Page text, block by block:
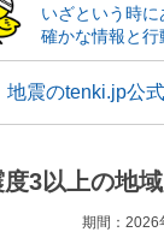
いざという時
確かな情報と
地震のtenki.jp公
度3以上の地
期間：2026